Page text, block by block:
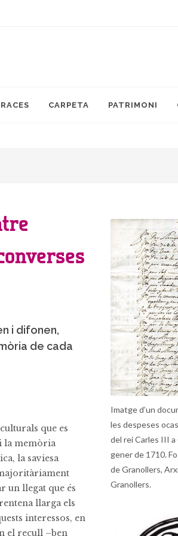
CARPETA PATRIMONI
i difonen,
de cada
que es
la memòria
la saviesa
un llegat que és
llarga els
interessos, en
el recull –ben
Imatge d’un
les despeses
del rei Carles III a
gener de 1710.
de Granollers,
Granollers.